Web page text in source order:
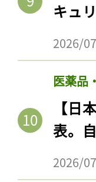
キュ
2026/
医薬品
【日
表。
2026/